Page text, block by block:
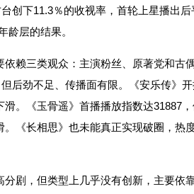
创下11.3％的收视率，首轮上星播出
龄层的结果。
依赖三类观众：主演粉丝、原著党和古
后劲不足、传播面有限。《安乐传》
滑。《玉骨遥》首播播放指数达31887
。《长相思》也未能真正实现破圈，热
分剧，但类型上几乎没有创新，主要依